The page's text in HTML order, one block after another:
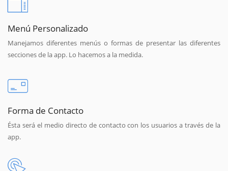
Menú Personalizado
Manejamos diferentes menús o formas de presentar las diferentes
secciones de la app. Lo hacemos a la medida.
Forma de Contacto
Ésta será el medio directo de contacto con los usuarios a través de la
app.